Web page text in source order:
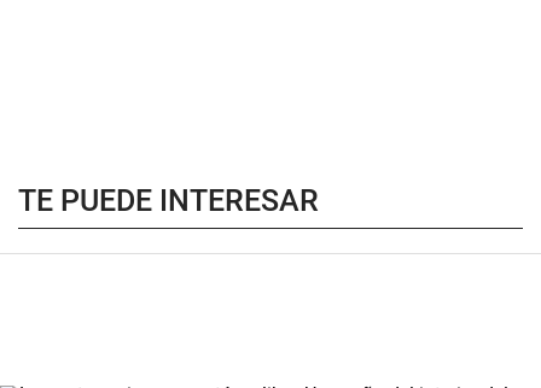
TE PUEDE INTERESAR